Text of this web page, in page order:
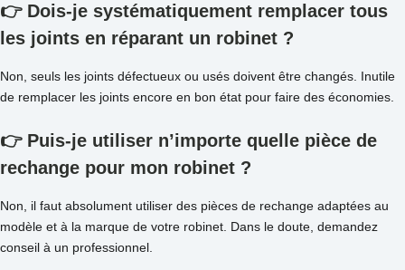
👉 Dois-je systématiquement remplacer tous
les joints en réparant un robinet ?
Non, seuls les joints défectueux ou usés doivent être changés. Inutile
de remplacer les joints encore en bon état pour faire des économies.
👉 Puis-je utiliser n’importe quelle pièce de
rechange pour mon robinet ?
Non, il faut absolument utiliser des pièces de rechange adaptées au
modèle et à la marque de votre robinet. Dans le doute, demandez
conseil à un professionnel.